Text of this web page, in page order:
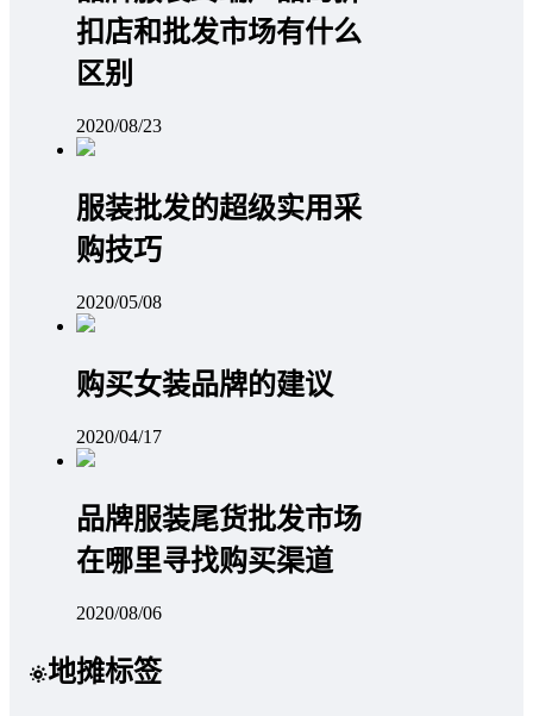
扣店和批发市场有什么
区别
2020/08/23
服装批发的超级实用采
购技巧
2020/05/08
购买女装品牌的建议
2020/04/17
品牌服装尾货批发市场
在哪里寻找购买渠道
2020/08/06
地摊标签